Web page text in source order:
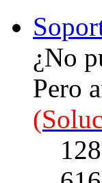
¿No
Pero